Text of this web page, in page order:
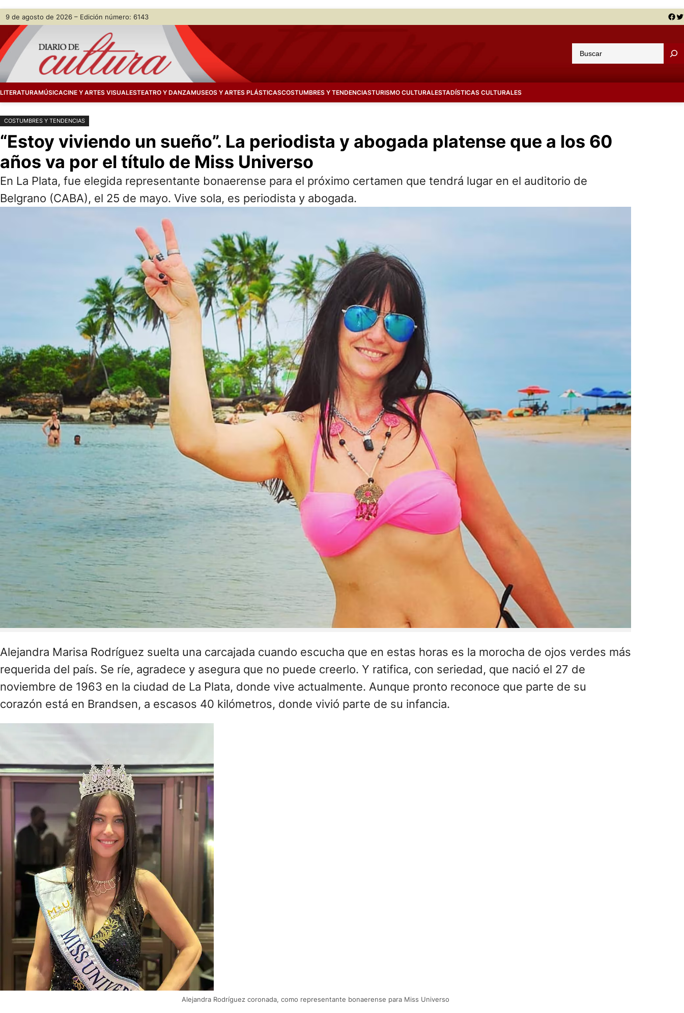
Saltar
contenido
Skip
content
9 de agosto de 2026 – Edición número: 6143 Facebook Twitter
u
a
LITERATURAMÚSICACINE Y ARTES VISUALESTEATRO Y DANZAMUSEOS Y ARTES PLÁSTICASCOSTUMBRES Y TENDENCIASTURISMO CULTURALESTADÍSTICAS CULTURALES
COSTUMBRES Y TENDENCIAS
“Estoy viviendo un sueño”. La periodista y abogada platense que a los 60
años va por el título de Miss Universo
En La Plata, fue elegida representante bonaerense para el próximo certamen que tendrá lugar en el auditorio de
Belgrano (CABA), el 25 de mayo. Vive sola, es periodista y abogada.
Alejandra Marisa Rodríguez suelta una carcajada cuando escucha que en estas horas es la morocha de ojos verdes más
requerida del país. Se ríe, agradece y asegura que no puede creerlo. Y ratifica, con seriedad, que nació el 27 de
noviembre de 1963 en la ciudad de La Plata, donde vive actualmente. Aunque pronto reconoce que parte de su
corazón está en Brandsen, a escasos 40 kilómetros, donde vivió parte de su infancia.
Alejandra Rodríguez coronada, como representante bonaerense para Miss Universo